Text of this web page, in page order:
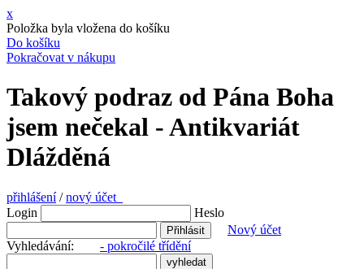
x
Položka byla vložena do košíku
Do košíku
Pokračovat v nákupu
Takový podraz od Pána Boha
jsem nečekal - Antikvariát
Dlážděná
přihlášení/nový účet
Login
Heslo
Nový účet
Vyhledávání: - pokročilé třídění